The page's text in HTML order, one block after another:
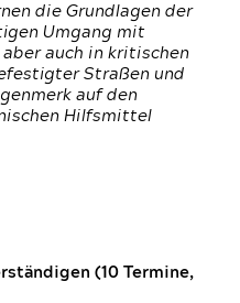
die Grundlagen der
Umgang mit
auch in kritischen
Straßen und
auf den
Hilfsmittel
(10 Termine,